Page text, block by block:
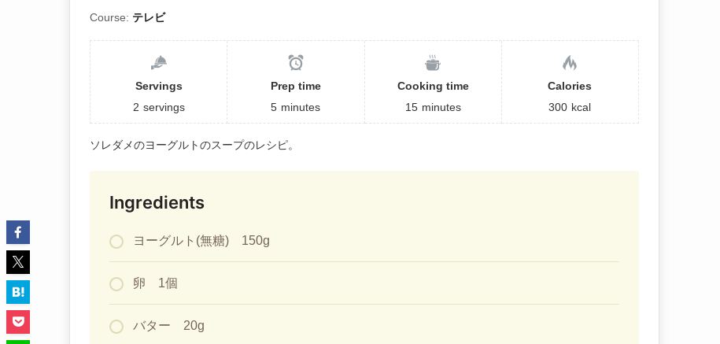
Course: テレビ
Servings
2 servings
Prep time
5 minutes
Cooking time
15 minutes
Calories
300 kcal
ソレダメのヨーグルトのスープのレシピ。
Ingredients
ヨーグルト(無糖) 150g
卵 1個
バター 20g